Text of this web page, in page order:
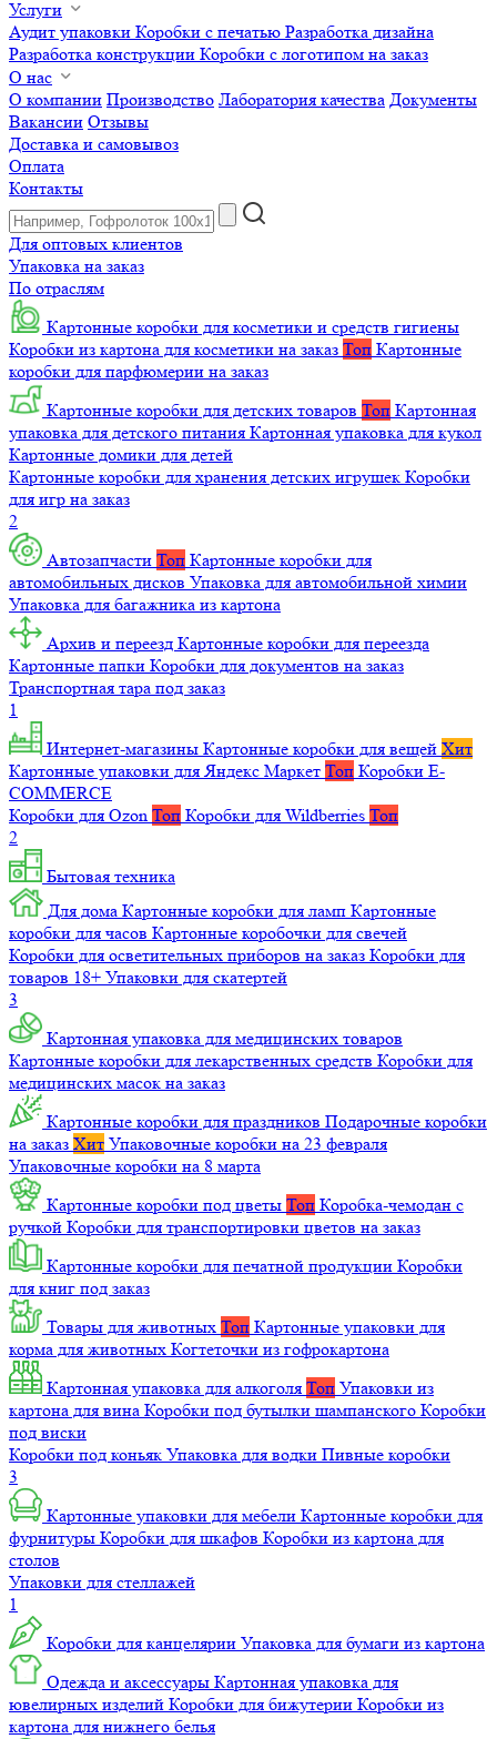
Услуги
Аудит упаковки Коробки с печатью Разработка дизайна
Разработка конструкции Коробки с логотипом на заказ
О нас
О компании Производство Лаборатория качества Документы
Вакансии Отзывы
Доставка и самовывоз
Оплата
Контакты
Для оптовых клиентов
Упаковка на заказ
По отраслям
Картонные коробки для косметики и средств гигиены
Коробки из картона для косметики на заказ Топ Картонные
коробки для парфюмерии на заказ
Картонные коробки для детских товаров Топ Картонная
упаковка для детского питания Картонная упаковка для кукол
Картонные домики для детей
Картонные коробки для хранения детских игрушек Коробки
для игр на заказ
2
Автозапчасти Топ Картонные коробки для
автомобильных дисков Упаковка для автомобильной химии
Упаковка для багажника из картона
Архив и переезд Картонные коробки для переезда
Картонные папки Коробки для документов на заказ
Транспортная тара под заказ
1
Интернет-магазины Картонные коробки для вещей Хит
Картонные упаковки для Яндекс Маркет Топ Коробки E-
COMMERCE
Коробки для Ozon Топ Коробки для Wildberries Топ
2
Бытовая техника
Для дома Картонные коробки для ламп Картонные
коробки для часов Картонные коробочки для свечей
Коробки для осветительных приборов на заказ Коробки для
товаров 18+ Упаковки для скатертей
3
Картонная упаковка для медицинских товаров
Картонные коробки для лекарственных средств Коробки для
медицинских масок на заказ
Картонные коробки для праздников Подарочные коробки
на заказ Хит Упаковочные коробки на 23 февраля
Упаковочные коробки на 8 марта
Картонные коробки под цветы Топ Коробка-чемодан с
ручкой Коробки для транспортировки цветов на заказ
Картонные коробки для печатной продукции Коробки
для книг под заказ
Товары для животных Топ Картонные упаковки для
корма для животных Когтеточки из гофрокартона
Картонная упаковка для алкоголя Топ Упаковки из
картона для вина Коробки под бутылки шампанского Коробки
под виски
Коробки под коньяк Упаковка для водки Пивные коробки
3
Картонные упаковки для мебели Картонные коробки для
фурнитуры Коробки для шкафов Коробки из картона для
столов
Упаковки для стеллажей
1
Коробки для канцелярии Упаковка для бумаги из картона
Одежда и аксессуары Картонная упаковка для
ювелирных изделий Коробки для бижутерии Коробки из
картона для нижнего белья